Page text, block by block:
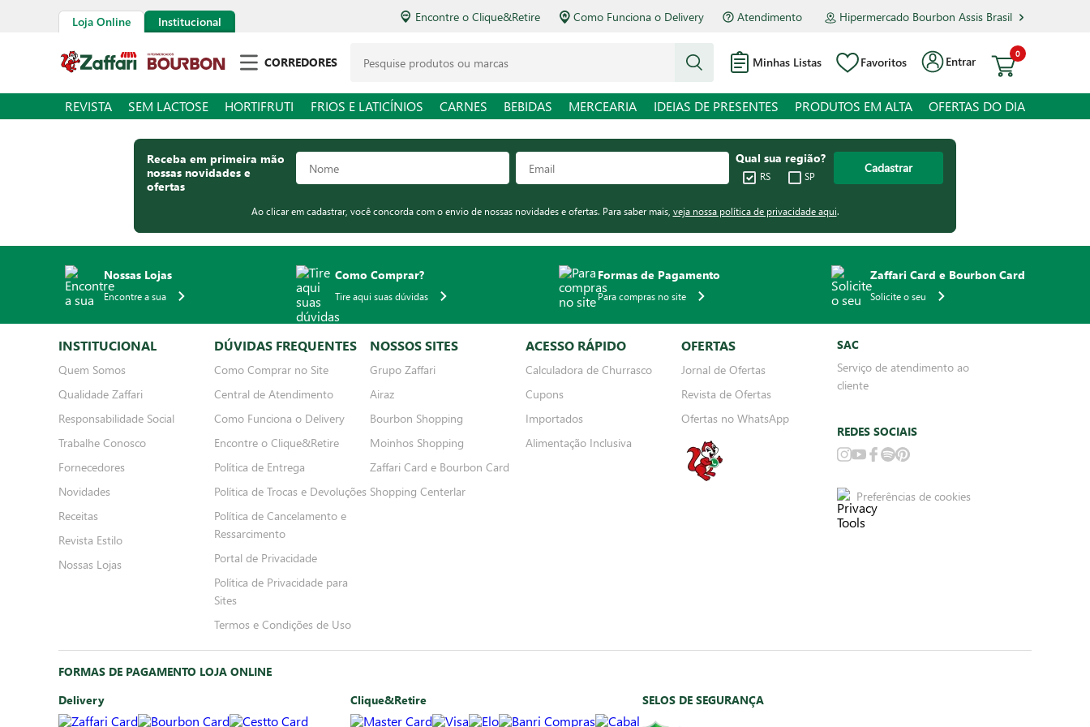
Loja Online Institucional Encontre o Clique&Retire Como Funciona o Delivery Atendimento Hipermercado Bourbon Assis Brasil
CORREDORES Minhas Listas Favoritos Entrar
0
REVISTA SEM LACTOSE HORTIFRUTI FRIOS E LATICÍNIOS CARNES BEBIDAS MERCEARIA IDEIAS DE PRESENTES PRODUTOS EM ALTA OFERTAS DO DIA
Receba em primeira mão
nossas novidades e
ofertas
Qual sua região?
RS SP
Cadastrar
Ao clicar em cadastrar, você concorda com o envio de nossas novidades e ofertas. Para saber mais, veja nossa política de privacidade aqui.
Nossas Lojas
Encontre a sua
Como Comprar?
Tire aqui suas dúvidas
Formas de Pagamento
Para compras no site
Zaffari Card e Bourbon Card
Solicite o seu
INSTITUCIONAL
Quem Somos
Qualidade Zaffari
Responsabilidade Social
Trabalhe Conosco
Fornecedores
Novidades
Receitas
Revista Estilo
Nossas Lojas
DÚVIDAS FREQUENTES
Como Comprar no Site
Central de Atendimento
Como Funciona o Delivery
Encontre o Clique&Retire
Política de Entrega
Política de Trocas e Devoluções
Política de Cancelamento e
Ressarcimento
Portal de Privacidade
Política de Privacidade para
Sites
Termos e Condições de Uso
NOSSOS SITES
Grupo Zaffari
Airaz
Bourbon Shopping
Moinhos Shopping
Zaffari Card e Bourbon Card
Shopping Centerlar
ACESSO RÁPIDO
Calculadora de Churrasco
Cupons
Importados
Alimentação Inclusiva
OFERTAS
Jornal de Ofertas
Revista de Ofertas
Ofertas no WhatsApp
SAC
Serviço de atendimento ao
cliente
REDES SOCIAIS
Preferências de cookies
FORMAS DE PAGAMENTO LOJA ONLINE
Delivery
Clique&Retire SELOS DE SEGURANÇA